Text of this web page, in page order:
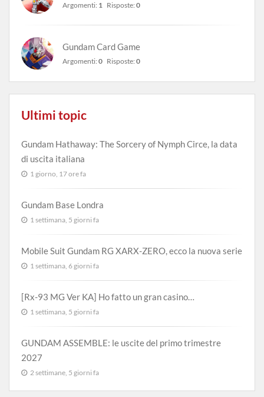
Argomenti: 1 Risposte: 0
Gundam Card Game
Argomenti: 0 Risposte: 0
Ultimi topic
Gundam Hathaway: The Sorcery of Nymph Circe, la data
di uscita italiana
1 giorno, 17 ore fa
Gundam Base Londra
1 settimana, 5 giorni fa
Mobile Suit Gundam RG XARX-ZERO, ecco la nuova serie
1 settimana, 6 giorni fa
[Rx-93 MG Ver KA] Ho fatto un gran casino…
1 settimana, 5 giorni fa
GUNDAM ASSEMBLE: le uscite del primo trimestre
2027
2 settimane, 5 giorni fa